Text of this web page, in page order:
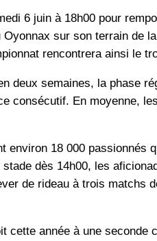
6 juin à 18h00 pour
sur son terrain de
rencontrera ainsi le
deux semaines, la phase
consécutif. En moyenne,
18 000 passionnés
dès 14h00, les
de rideau à trois matchs
cette année à une seconde